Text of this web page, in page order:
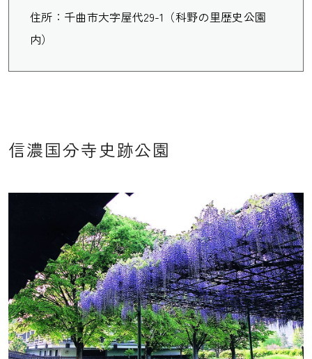
住所：千曲市大字屋代29-1（科野の里歴史公園
内）
信濃国分寺史跡公園